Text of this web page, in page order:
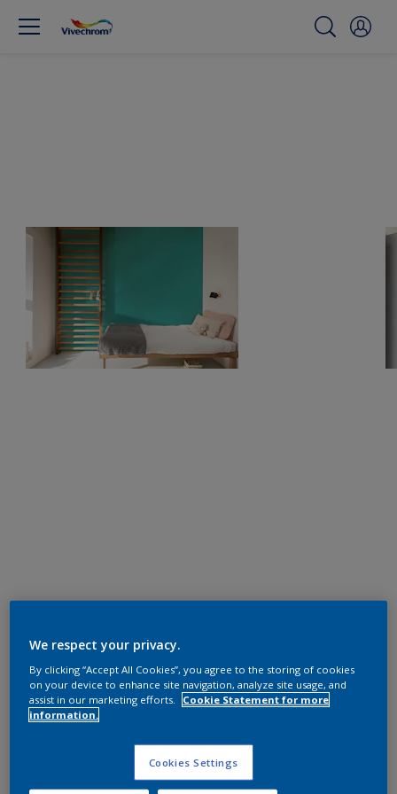
We respect your privacy.
By clicking “Accept All Cookies”, you agree to the storing of cookies
on your device to enhance site navigation, analyze site usage, and
assist in our marketing efforts.
Cookie Statement for more
information.
Cookies Settings